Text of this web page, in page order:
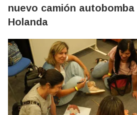
nuevo camión
Holanda